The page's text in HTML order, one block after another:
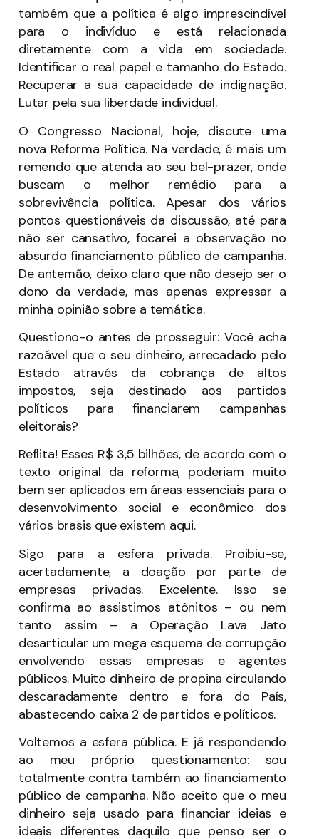
também que a política é algo imprescindível
para o indivíduo e está relacionada
diretamente com a vida em sociedade.
Identificar o real papel e tamanho do Estado.
Recuperar a sua capacidade de indignação.
Lutar pela sua liberdade individual.
O Congresso Nacional, hoje, discute uma
nova Reforma Política. Na verdade, é mais um
remendo que atenda ao seu bel-prazer, onde
buscam o melhor remédio para a
sobrevivência política. Apesar dos vários
pontos questionáveis da discussão, até para
não ser cansativo, focarei a observação no
absurdo financiamento público de campanha.
De antemão, deixo claro que não desejo ser o
dono da verdade, mas apenas expressar a
minha opinião sobre a temática.
Questiono-o antes de prosseguir: Você acha
razoável que o seu dinheiro, arrecadado pelo
Estado através da cobrança de altos
impostos, seja destinado aos partidos
políticos para financiarem campanhas
eleitorais?
Reflita! Esses R$ 3,5 bilhões, de acordo com o
texto original da reforma, poderiam muito
bem ser aplicados em áreas essenciais para o
desenvolvimento social e econômico dos
vários brasis que existem aqui.
Sigo para a esfera privada. Proibiu-se,
acertadamente, a doação por parte de
empresas privadas. Excelente. Isso se
confirma ao assistimos atônitos – ou nem
tanto assim – a Operação Lava Jato
desarticular um mega esquema de corrupção
envolvendo essas empresas e agentes
públicos. Muito dinheiro de propina circulando
descaradamente dentro e fora do País,
abastecendo caixa 2 de partidos e políticos.
Voltemos a esfera pública. E já respondendo
ao meu próprio questionamento: sou
totalmente contra também ao financiamento
público de campanha. Não aceito que o meu
dinheiro seja usado para financiar ideias e
ideais diferentes daquilo que penso ser o